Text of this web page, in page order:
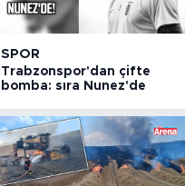
SPOR
Trabzonspor'dan çifte
bomba: sıra Nunez'de